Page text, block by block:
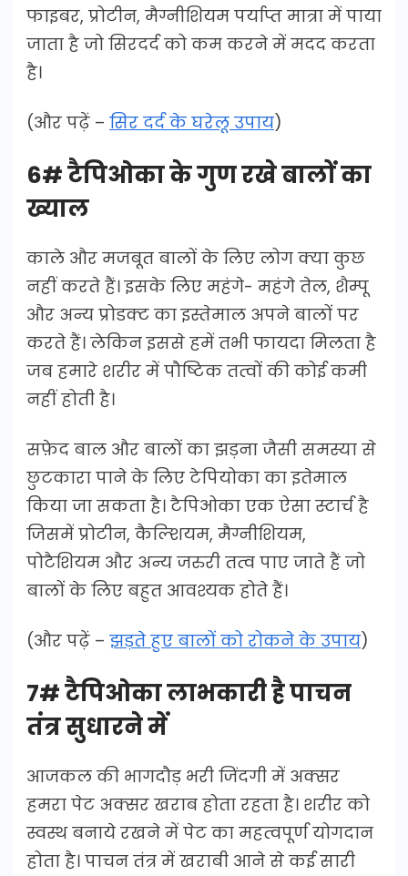
फाइबर, प्रोटीन, मैग्नीशियम पर्याप्त मात्रा में पाया
जाता है जो सिरदर्द को कम करने में मदद करता
है।
(और पढ़ें – सिर दर्द के घरेलू उपाय)
6# टैपिओका के गुण रखे बालों का
ख्याल
काले और मजबूत बालों के लिए लोग क्या कुछ
नहीं करते हैं। इसके लिए महंगे- महंगे तेल, शैम्पू
और अन्य प्रोडक्ट का इस्तेमाल अपने बालों पर
करते हैं। लेकिन इससे हमें तभी फायदा मिलता है
जब हमारे शरीर में पौष्टिक तत्वों की कोई कमी
नहीं होती है।
सफ़ेद बाल और बालों का झड़ना जैसी समस्या से
छुटकारा पाने के लिए टेपियोका का इतेमाल
किया जा सकता है। टैपिओका एक ऐसा स्टार्च है
जिसमें प्रोटीन, कैल्शियम, मैग्नीशियम,
पोटैशियम और अन्य जरुरी तत्व पाए जाते हैं जो
बालों के लिए बहुत आवश्यक होते हैं।
(और पढ़ें – झड़ते हुए बालों को रोकने के उपाय)
7# टैपिओका लाभकारी है पाचन
तंत्र सुधारने में
आजकल की भागदौड़ भरी जिंदगी में अक्सर
हमरा पेट अक्सर खराब होता रहता है। शरीर को
स्वस्थ बनाये रखने में पेट का महत्वपूर्ण योगदान
होता है। पाचन तंत्र में खराबी आने से कई सारी